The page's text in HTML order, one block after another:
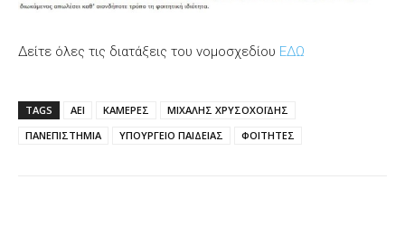
Δείτε όλες τις διατάξεις του νομοσχεδίου ΕΔΩ
TAGS ΑΕΙ ΚΑΜΕΡΕΣ
ΜΙΧΑΛΗΣ ΧΡΥΣΟΧΟΪΔΗΣ
ΠΑΝΕΠΙΣΤΗΜΙΑ
ΥΠΟΥΡΓΕΙΟ ΠΑΙΔΕΙΑΣ ΦΟΙΤΗΤΕΣ